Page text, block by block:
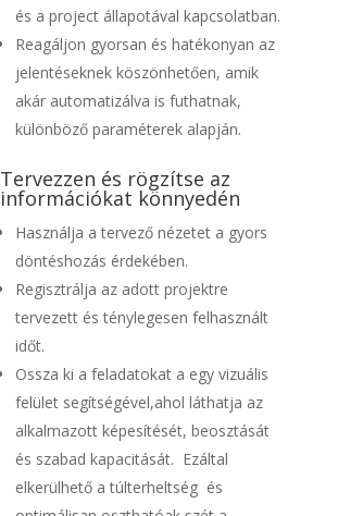
és a project állapotával kapcsolatban.
Reagáljon gyorsan és hatékonyan az
jelentéseknek köszönhetően, amik
akár automatizálva is futhatnak,
különböző paraméterek alapján.
Tervezzen és rögzítse az
információkat könnyedén
Használja a tervező nézetet a gyors
döntéshozás érdekében.
Regisztrálja az adott projektre
tervezett és ténylegesen felhasznált
időt.
Ossza ki a feladatokat a egy vizuális
felület segítségével,ahol láthatja az
alkalmazott képesítését, beosztását
és szabad kapacitását. Ezáltal
elkerülhető a túlterheltség és